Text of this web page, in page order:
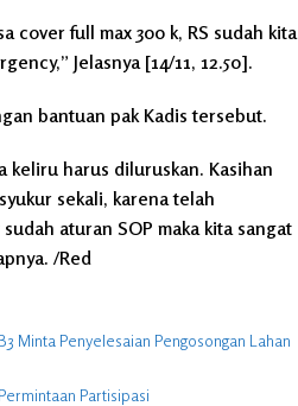
cover full max 300 k, RS sudah kita
Jelasnya [14/11, 12.50].
bantuan pak Kadis tersebut.
keliru harus diluruskan. Kasihan
sekali, karena telah
aturan SOP maka kita sangat
/Red
Minta Penyelesaian Pengosongan Lahan
Partisipasi